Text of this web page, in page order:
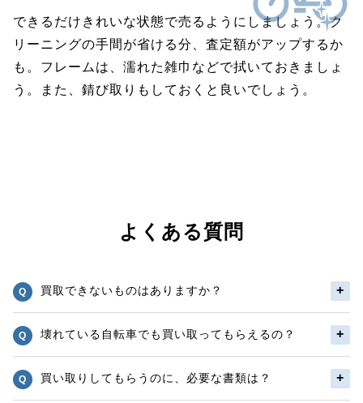
できるだけきれいな状態で売るようにしましょう。ク
リーニングの手間が省ける分、査定額がアップするか
も。フレームは、濡れた雑巾などで拭いておきましょ
う。また、錆び取りもしておくと良いでしょう。
よくある質問
買取できないものはありますか？
壊れている自転車でも買い取ってもらえるの？
買い取りしてもらうのに、必要な書類は？